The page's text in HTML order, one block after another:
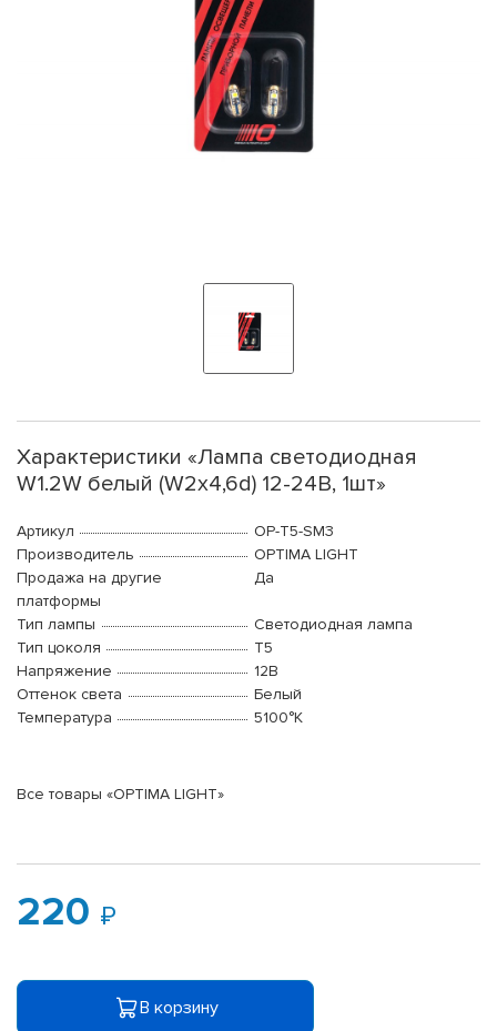
Характеристики «Лампа светодиодная
W1.2W белый (W2x4,6d) 12-24В, 1шт»
Артикул
OP-T5-SM3
Производитель
OPTIMA LIGHT
Продажа на другие
платформы
Да
Тип лампы
Светодиодная лампа
Тип цоколя
T5
Напряжение
12В
Оттенок света
Белый
Температура
5100°K
Все товары «OPTIMA LIGHT»
220
В корзину